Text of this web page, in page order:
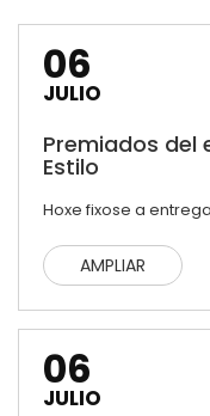
06
JULIO
Premiados del
Estilo
Hoxe fixose a
AMPLIAR
06
JULIO